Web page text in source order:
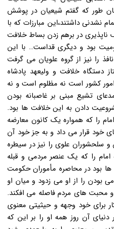
طور که گفتم شیعیان در پوشش
نشدنی داشتند،این مبارزات که با
ناپذیری در برهم زدن بساط خلافت
بود و دیگری قداست… با این
را نیز از گروه علویان می گرفت
دستگاه خلافت و ولیعهد پادشاه
کشور است نه مظلوم است و نه
تشیع مبنی بر غاصبانه بودن
دادن به این خلافت ها بود.
را که همواره یک کانون معارضه
خود قرار می داد و به جز خود آن
علوی را نیز در سیطره
را که یک عنصر مردمی و قبله
بود در محاصره مأموران حکومت
بودن را از او می زدود و میان او
های مردم فاصله می افکند.
برای خود وجهه و حیثیتی معنوی
آن روز همه او را بر این که